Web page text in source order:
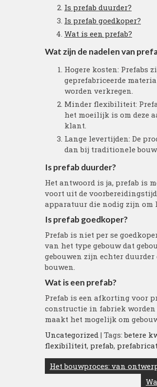
Is prefab duurder?
Is prefab goedkoper?
Wat is een prefab?
Wat zijn de nadelen van
Hogere kosten: Prefabs
geprefabriceerde
worden verkregen.
Minder flexibiliteit:
het moeilijk is om deze
klant.
Lange levertijden: De
dan bij traditionele
Is prefab duurder?
Het antwoord is ja, prefab is
voort uit de
apparatuur die nodig zijn om
Is prefab goedkoper?
Prefab is niet per se
van het type gebouw dat
gebouwen zijn echter
bouwen.
Wat is een prefab?
Prefab is een afkorting voor
constructie in fabriek worden
maakt het mogelijk om
Uncategorized | Tags:betere
flexibiliteit, prefab,
Berichtnavigatie
Het bouwproces: van